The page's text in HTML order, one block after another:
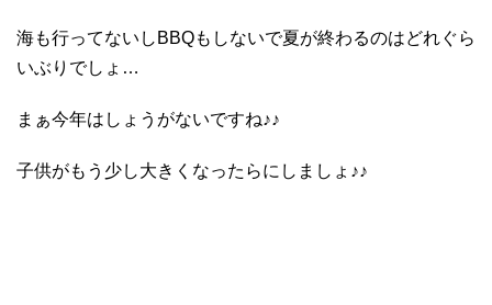
海も行ってないしBBQもしないで夏が終わるのはどれぐら
いぶりでしょ…
まぁ今年はしょうがないですね♪♪
子供がもう少し大きくなったらにしましょ♪♪